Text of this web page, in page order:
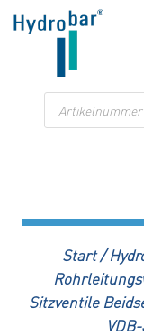
Zum
Inhalt
Products
search
Start /
Sitzventile